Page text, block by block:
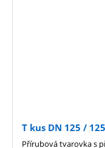
T kus DN 125 /
Přírubová tvarovka s